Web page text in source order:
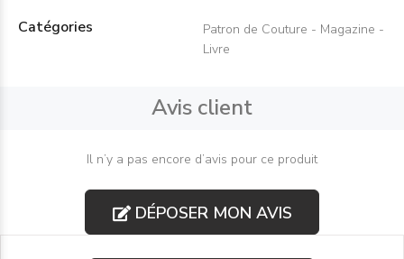
Catégories
Patron de Couture - Magazine -
Livre
Avis client
Il n’y a pas encore d’avis pour ce produit
DÉPOSER MON AVIS